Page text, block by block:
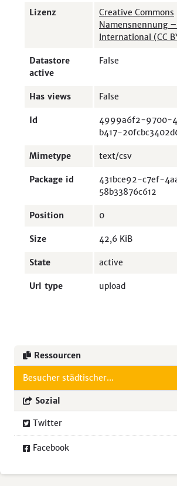
Ressourcen
Besucher städtischer...
Sozial
Twitter
Facebook
Lizenz
Creative Commons
Namensnennung
International (CC
Datastore
active
False
Has views False
Id
4999a6f2-9700-
b417-
Mimetype text/csv
Package id
431bce92-c7ef-
58b33876c612
Position 0
Size 42,6 KiB
State active
Url type upload